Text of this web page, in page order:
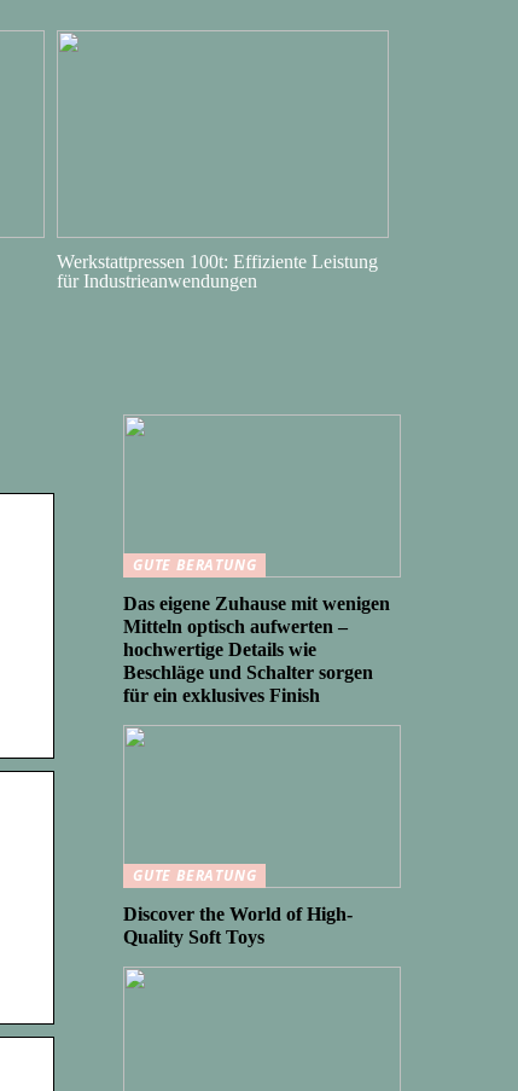
Werkstattpressen 100t: Effiziente Leistung
für Industrieanwendungen
GUTE BERATUNG
Das eigene Zuhause mit wenigen
Mitteln optisch aufwerten –
hochwertige Details wie
Beschläge und Schalter sorgen
für ein exklusives Finish
GUTE BERATUNG
Discover the World of High-
Quality Soft Toys